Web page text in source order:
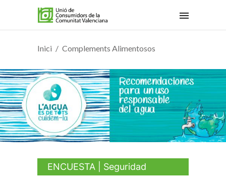
Inici Complements Alimentosos
ENCUESTA | Seguridad